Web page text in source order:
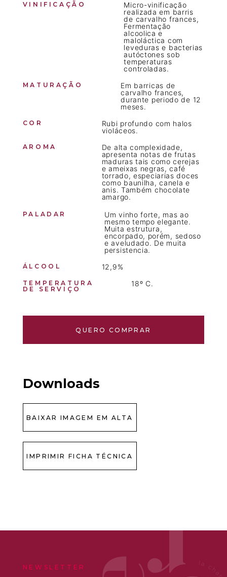
VINIFICAÇÃO
Micro-vinificação
realizada em barris
de carvalho frances,
Fermentação
alcoolica e
maloláctica com
leveduras e bacterias
autóctones sob
temperaturas
controladas.
MATURAÇÃO
Em barricas de
carvalho frances,
durante periodo de 12
meses.
COR
Rubi profundo com halos
violáceos.
AROMA
De alta complexidade,
apresenta notas de frutas
maduras tais como cerejas
e ameixas negras, café
torrado, especiarias doces
como baunilha, canela e
anis. Também chocolate
amargo.
PALADAR
Um vinho forte, mas ao
mesmo tempo elegante.
Muita estrutura,
encorpado, porém, sedoso
e aveludado. De muita
persistencia.
ÁLCOOL 12,9%
TEMPERATURA
DE SERVIÇO
18º C.
QUERO COMPRAR
Downloads
BAIXAR IMAGEM EM ALTA
IMPRIMIR FICHA TÉCNICA
NEWSLETTER